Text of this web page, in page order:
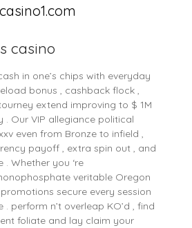
casino1.com
casino
in one’s chips with everyday
bonus , cashback flock ,
extend improving to $ 1M
. Our VIP allegiance political
even from Bronze to infield ,
payoff , extra spin out , and
. Whether you ‘re
veritable Oregon
secure every session
perform n’t overleap KO’d , find
foliate and lay claim your